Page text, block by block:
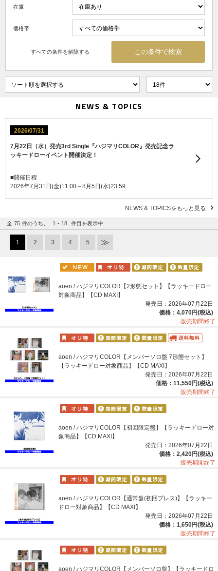
在庫
価格帯
すべての条件を解除する
NEWS & TOPICS
2026/07/31
7月22日（水）発売3rd Single『ハジマリCOLOR』発売記念ラ
ッキードローイベント開催決定！
■開催日程
2026年7月31日(金)11:00～8月5日(水)23:59
NEWS & TOPICSをもっと見る
全 75 件のうち、 1 - 18 件目を表示中
1 2 3 4 5
aoen / ハジマリCOLOR【2形態セット】【ラッキードロー
対象商品】【CD MAXI】
発売日：2026年07月22日
価格：4,070円(税込)
販売期間終了
aoen / ハジマリCOLOR【メンバーソロ盤 7形態セット】
【ラッキードロー対象商品】【CD MAXI】
発売日：2026年07月22日
価格：11,550円(税込)
販売期間終了
aoen / ハジマリCOLOR【初回限定盤】【ラッキードロー対
象商品】【CD MAXI】
発売日：2026年07月22日
価格：2,420円(税込)
販売期間終了
aoen / ハジマリCOLOR【通常盤(初回プレス)】【ラッキー
ドロー対象商品】【CD MAXI】
発売日：2026年07月22日
価格：1,650円(税込)
販売期間終了
aoen / ハジマリCOLOR【メンバーソロ盤】【ラッキードロ